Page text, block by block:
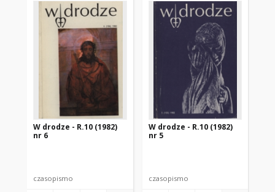
W drodze - R.10 (1982)
nr 6
czasopismo
W drodze - R.10 (1982)
nr 5
czasopismo